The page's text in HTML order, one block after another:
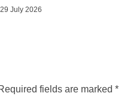
29 July 2026
fields are marked *